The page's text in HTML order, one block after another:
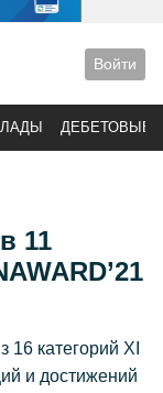
Войти
ДЕБЕТОВЫЕ
11
категорий XI
и достижений